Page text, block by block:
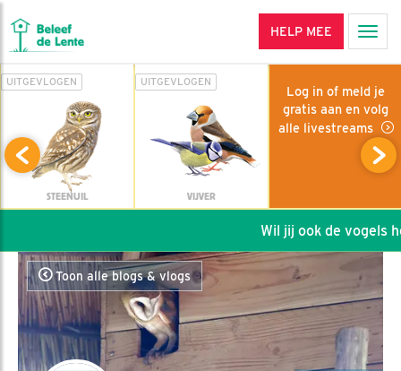
HELP MEE
UITGEVLOGEN
STEENUIL
UITGEVLOGEN
VIJVER
Log in of meld je
gratis aan en volg
alle livestreams
Wil jij ook de vogels
Toon alle blogs & vlogs